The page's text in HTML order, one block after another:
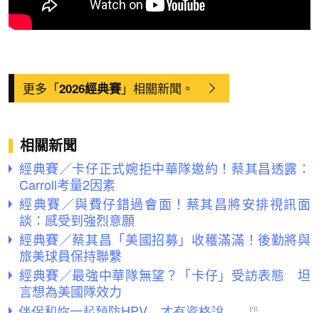
更多「2026經典賽」相關新聞。
相關新聞
經典賽／卡仔正式婉拒中華隊邀約！蔡其昌透露：
Carroll考量2因素
經典賽／與費仔錯過會面！蔡其昌將安排視訊面
談：感受到強烈意願
經典賽／蔡其昌「美國招募」收穫滿滿！後勤將與
旅美球員保持聯繫
經典賽／最強中華隊無望？「卡仔」受訪表態 坦
言想為美國隊效力